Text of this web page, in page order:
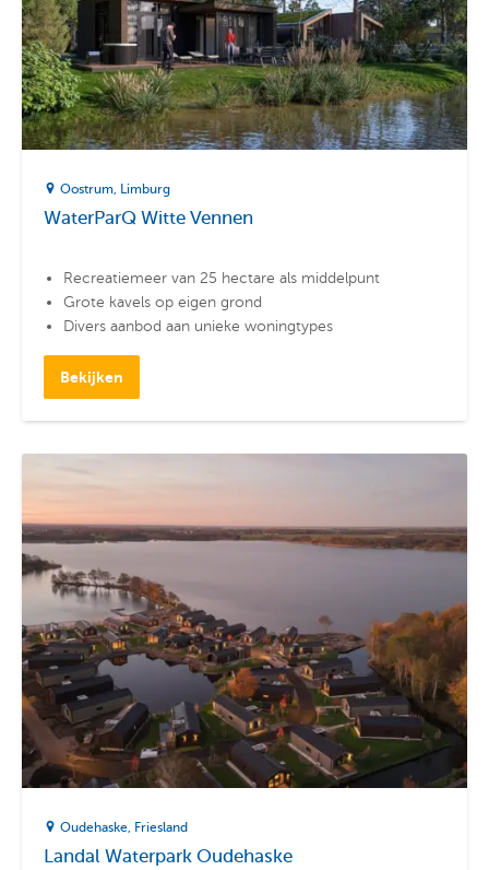
Oostrum Limburg
WaterParQ Witte Vennen
Recreatiemeer van 25 hectare als middelpunt
Grote kavels op eigen grond
Divers aanbod aan unieke woningtypes
Bekijken
Oudehaske Friesland
Landal Waterpark Oudehaske